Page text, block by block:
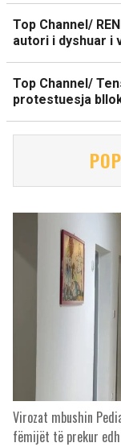
Top Channel/
autori i dyshuar i
Top Channel/
protestuesja
Virozat mbushin
fëmijët të prekur